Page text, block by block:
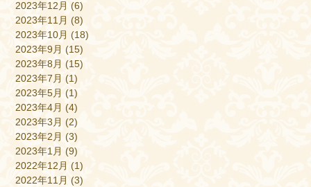
2023年12月 (6)
2023年11月 (8)
2023年10月 (18)
2023年9月 (15)
2023年8月 (15)
2023年7月 (1)
2023年5月 (1)
2023年4月 (4)
2023年3月 (2)
2023年2月 (3)
2023年1月 (9)
2022年12月 (1)
2022年11月 (3)